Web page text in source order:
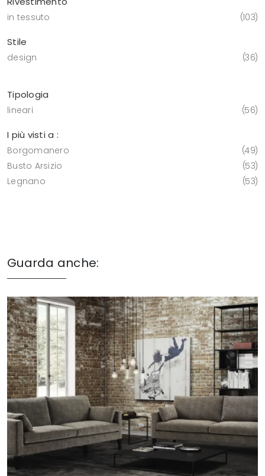
in tessuto 103
Stile
design 36
Tipologia
lineari 56
I più visti a :
Borgomanero
49
Busto Arsizio
53
Legnano
53
Guarda anche: